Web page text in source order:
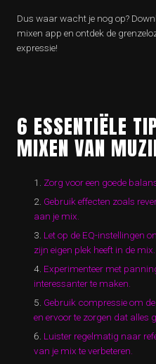
Dus waar wacht je nog op?
mixen app en ontdek de
expressie!
6 ESSENTIËLE
MIXEN VAN
Zorg voor een goede
Gebruik effecten zoals
aan je mix.
Let op de EQ-instellingen
zijn eigen plek heeft in de mix.
Experimenteer met
interessanter te maken.
Gebruik compressie om
en ervoor te zorgen dat alles
Luister regelmatig naar
van je mix te verbeteren.